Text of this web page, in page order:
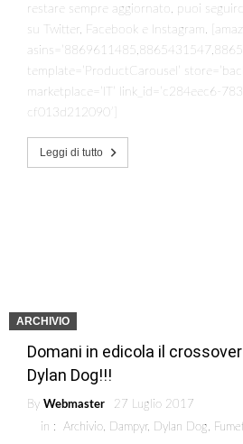
restare sempre aggiornato, puoi
su Twitter, Facebook e Instagram.
template=’ProductCarousel’
marketplace=’IT’ link_id=’c284eec6-
cf013d212090′]
Leggi di tutto
ARCHIVIO
Domani in edicola il
Dylan Dog!!!
By Webmaster
27 Luglio 2017
in : Archivio, Dampyr, Dylan Dog,